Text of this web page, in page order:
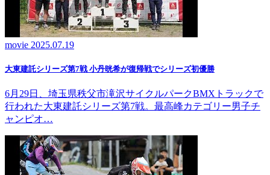
movie 2025.07.19
大東建託シリーズ第7戦 ⼩丹晄希が復帰戦でシリーズ初優勝
6月29日、埼玉県秩父市滝沢サイクルパークBMXトラックで
行われた大東建託シリーズ第7戦。最高峰カテゴリー男子チ
ャンピオ…